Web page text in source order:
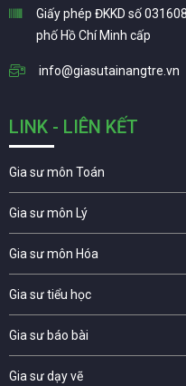
Giấy phép ĐKKD số
phố Hồ Chí Minh cấp
info@giasutainangtre.vn
LINK - LIÊN KẾT
Gia sư môn Toán
Gia sư môn Lý
Gia sư môn Hóa
Gia sư tiểu học
Gia sư báo bài
Gia sư dạy vẽ